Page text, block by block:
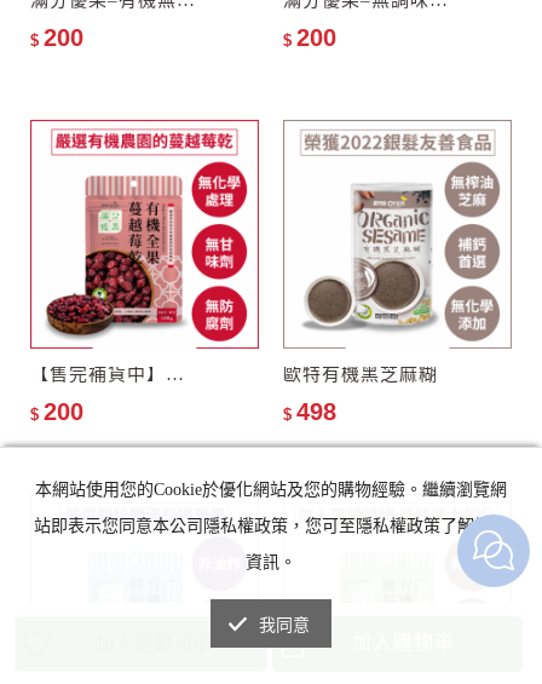
加入追蹤清單
$ 200 $ 200
【售完補貨中】滿分優果–有機全果蔓越莓乾
$ 200
歐特有機黑芝麻糊
$ 498
本網站使用您的Cookie於優化網站及您的購物經驗。繼續瀏覽網
站即表示您同意本公司隱私權政策，您可至隱私權政策了解詳細
資訊。
我同意